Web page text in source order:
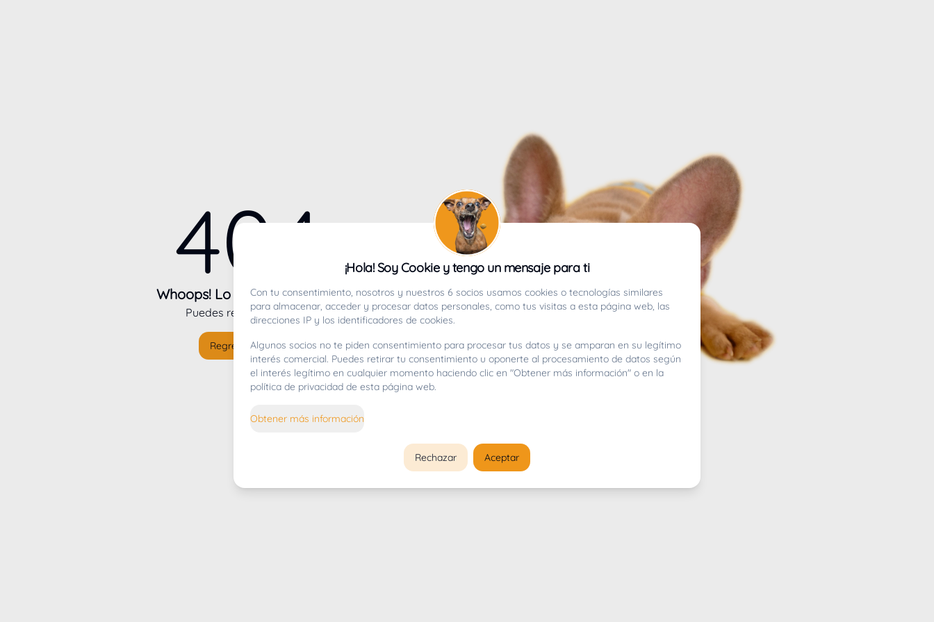
404
Whoops! Lo sentimos mucho.
Puedes regresar alinicio
Regresar al inicio
¡Hola! Soy Cookie y tengo un mensaje para ti
Con tu consentimiento, nosotros y nuestros 6 socios usamos cookies o tecnologías similares
para almacenar, acceder y procesar datos personales, como tus visitas a esta página web, las
direcciones IP y los identificadores de cookies.
Algunos socios no te piden consentimiento para procesar tus datos y se amparan en su legítimo
interés comercial. Puedes retirar tu consentimiento u oponerte al procesamiento de datos según
el interés legítimo en cualquier momento haciendo clic en "Obtener más información" o en la
política de privacidad de esta página web.
Obtener más información
Rechazar Aceptar